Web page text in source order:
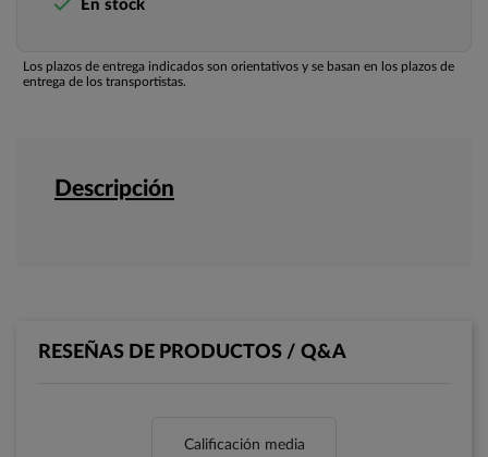
En stock
Los plazos de entrega indicados son orientativos y se basan en los plazos de
entrega de los transportistas.
Descripción
RESEÑAS DE PRODUCTOS / Q&A
Calificación media